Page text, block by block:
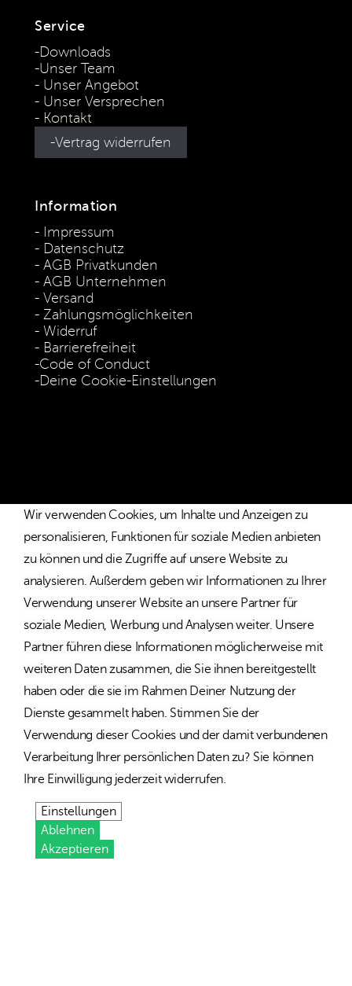
Service
Downloads
Unser Team
Unser Angebot
Unser Versprechen
Kontakt
Vertrag widerrufen
Information
Impressum
Datenschutz
AGB Privatkunden
AGB Unternehmen
Versand
Zahlungsmöglichkeiten
Widerruf
Barrierefreiheit
Code of Conduct
Deine Cookie-Einstellungen
Wir verwenden Cookies, um Inhalte und Anzeigen zu
personalisieren, Funktionen für soziale Medien anbieten
zu können und die Zugriffe auf unsere Website zu
analysieren. Außerdem geben wir Informationen zu Ihrer
Verwendung unserer Website an unsere Partner für
soziale Medien, Werbung und Analysen weiter. Unsere
Partner führen diese Informationen möglicherweise mit
weiteren Daten zusammen, die Sie ihnen bereitgestellt
haben oder die sie im Rahmen Deiner Nutzung der
Dienste gesammelt haben. Stimmen Sie der
Verwendung dieser Cookies und der damit verbundenen
Verarbeitung Ihrer persönlichen Daten zu? Sie können
Ihre Einwilligung jederzeit widerrufen.
Einstellungen
Ablehnen
Akzeptieren